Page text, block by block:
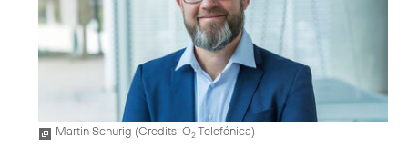
Martin Schurig (Credits: O2Telefónica)